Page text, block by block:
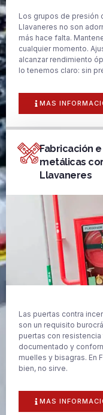
Los grupos de presión
Llavaneres no son
más hace falta.
cualquier momento.
alcanzar rendimiento
lo tenemos claro: sin
MAS
Fabricación
metálicas
Llavaneres
Las puertas contra
son un requisito
puertas con
documentado y
muelles y bisagras. En
bien, no sirve.
MAS